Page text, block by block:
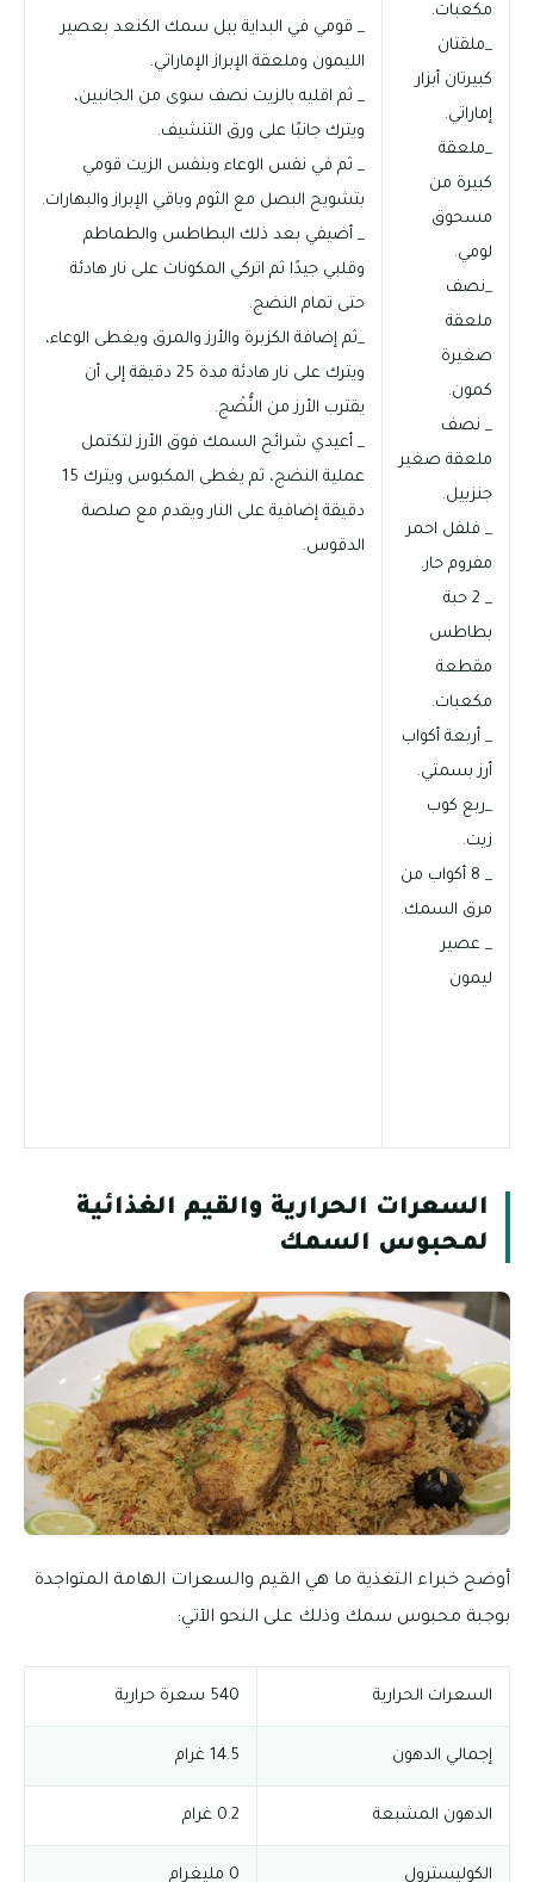
مكعبات.
_ملقتان
كبيرتان أبزار
إماراتي.
_ملعقة
كبيرة من
مسحوق
لومي.
_نصف
ملعقة
صغيرة
كمون.
_ نصف
ملعقة صغير
جنزبيل.
_ فلفل احمر
مفروم حار.
_ 2 حبة
بطاطس
مقطعة
مكعبات.
_ أربعة أكواب
أرز بسمتي.
_ربع كوب
زيت.
_ 8 أكواب من
مرق السمك.
_ عصير
ليمون
_ قومي في البداية ببل سمك الكنعد بعصير
الليمون وملعقة الإبراز الإماراتي.
_ ثم اقليه بالزيت نصف سوى من الجانبين،
ويترك جانبًا على ورق التنشيف.
_ ثم في نفس الوعاء وبنفس الزيت قومي
بتشويح البصل مع الثوم وباقي الإبراز والبهارات.
_ أضيفي بعد ذلك البطاطس والطماطم
وقلبي جيدًا ثم اتركي المكونات على نار هادئة
حتى تمام النضج.
_ثم إضافة الكزبرة والأرز والمرق ويغطى الوعاء،
ويترك على نار هادئة مدة 25 دقيقة إلى أن
يقترب الأرز من النُّضْج.
_ أعيدي شرائح السمك فوق الأرز لتكتمل
عملية النضج، ثم يغطى المكبوس ويترك 15
دقيقة إضافية على النار ويقدم مع صلصة
الدقوس.
السعرات الحرارية والقيم الغذائية
لمحبوس السمك
أوضح خبراء التغذية ما هي القيم والسعرات الهامة المتواجدة
بوجبة محبوس سمك وذلك على النحو الآتي:
السعرات الحرارية 540 سعرة حرارية
إجمالي الدهون 14.5 غرام
الدهون المشبعة 0.2 غرام
الكوليسترول 0 مليغرام